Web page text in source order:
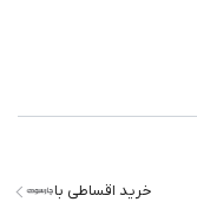
خرید اقساطی با